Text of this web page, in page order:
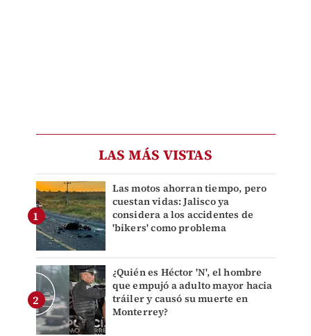
LAS MÁS VISTAS
Las motos ahorran tiempo, pero
cuestan vidas: Jalisco ya
considera a los accidentes de
'bikers' como problema
¿Quién es Héctor 'N', el hombre
que empujó a adulto mayor hacia
tráiler y causó su muerte en
Monterrey?